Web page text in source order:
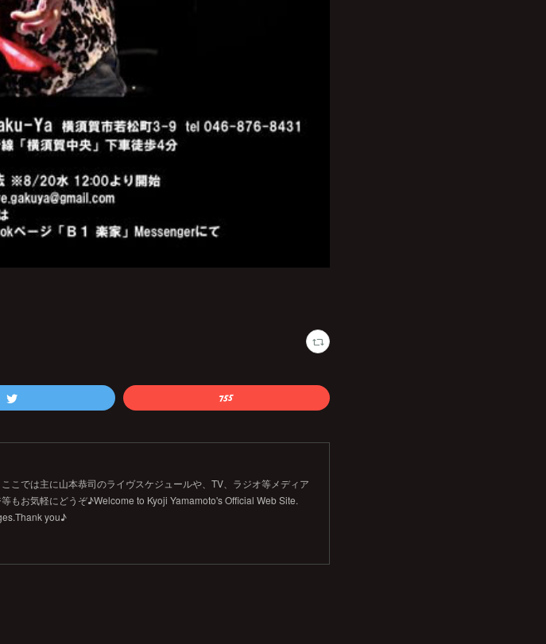
こでは主に山本恭司のライヴスケジュールや、TV、ラジオ等メディア
もお気軽にどうぞ♪Welcome to Kyoji Yamamoto's Official Web Site.
you♪